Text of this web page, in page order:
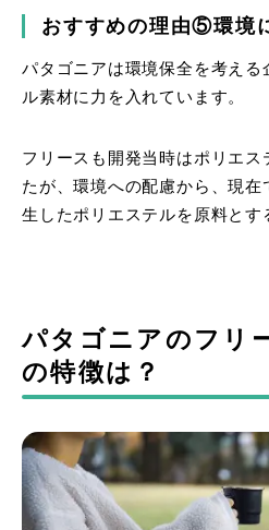
おすすめの理由⑤環境
パタゴニアは環境保全を考える
ル素材に力を入れています。
フリースも開発当時はポリエス
たが、環境への配慮から、現
生したポリエステルを原料とす
パタゴニアのフリ
の特徴は？